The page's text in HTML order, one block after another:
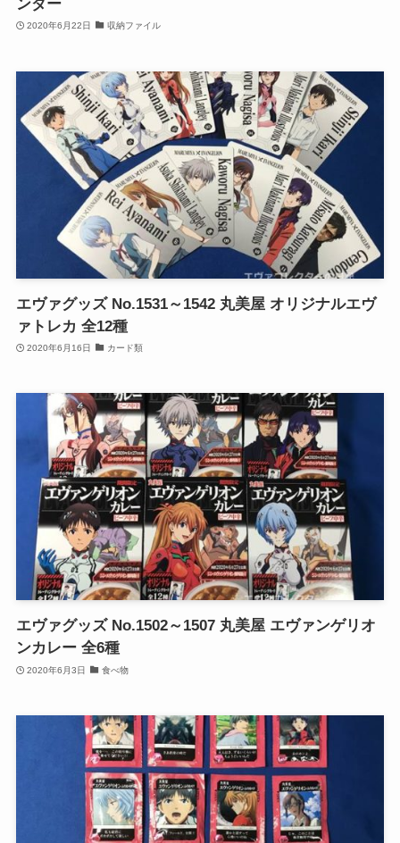
ンダー
2020年6月22日 収納ファイル
エヴァグッズ No.1531～1542 丸美屋 オリジナルエヴ
ァトレカ 全12種
2020年6月16日 カード類
エヴァグッズ No.1502～1507 丸美屋 エヴァンゲリオ
ンカレー 全6種
2020年6月3日 食べ物